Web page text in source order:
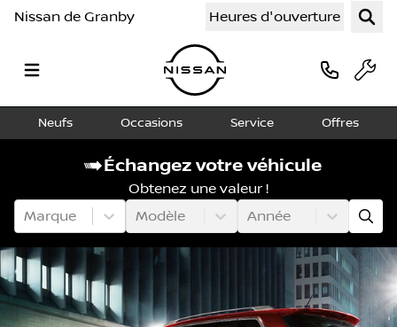
Nissan de Granby Heures d'ouverture
Neufs Occasions Service Offres
Échangez votre véhicule
Obtenez une valeur !
Marque
Modèle Année